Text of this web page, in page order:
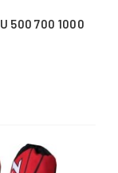
500 700 1000